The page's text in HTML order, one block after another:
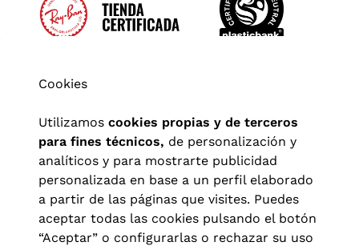
Cookies
Utilizamos cookies propias y de terceros
para fines técnicos, de personalización y
analíticos y para mostrarte publicidad
personalizada en base a un perfil elaborado
a partir de las páginas que visites. Puedes
aceptar todas las cookies pulsando el botón
“Aceptar” o configurarlas o rechazar su uso